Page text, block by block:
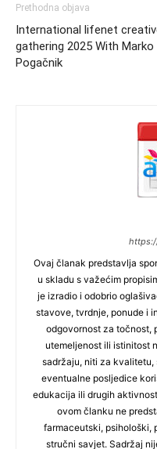
Prethodna objava
International lifenet
gathering 2025 With Marko
Pogačnik
Ovaj članak predstavlja
u skladu s važećim
je izradio i odobrio
stavove, tvrdnje, ponude i
odgovornost za točnost,
utemeljenost ili istinitost
sadržaju, niti za
eventualne posljedice
edukacija ili drugih
ovom članku ne
farmaceutski, psihološki,
stručni savjet. Sadržaj